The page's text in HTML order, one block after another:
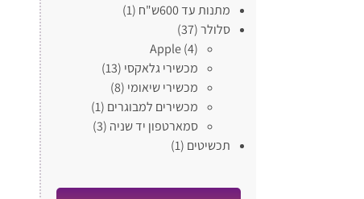
מתנות עד 600ש"ח
(1)
סלולר(37)
Apple (4)
מכשירי גלאקסי (13)
מכשירי שיאומי (8)
מכשירים למבוגרים (1)
סמארטפון יד שניה (3)
תכשיטים (1)